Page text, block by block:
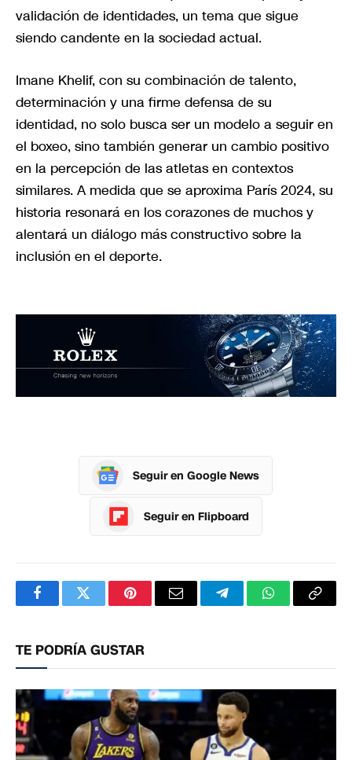
validación de identidades, un tema que sigue
siendo candente en la sociedad actual.
Imane Khelif, con su combinación de talento,
determinación y una firme defensa de su
identidad, no solo busca ser un modelo a seguir en
el boxeo, sino también generar un cambio positivo
en la percepción de las atletas en contextos
similares. A medida que se aproxima París 2024, su
historia resonará en los corazones de muchos y
alentará un diálogo más constructivo sobre la
inclusión en el deporte.
Seguir en Google News
Seguir en Flipboard
FacebookTwitterPinterestCorreoTelegramWhatsApp
TE PODRÍA GUSTAR